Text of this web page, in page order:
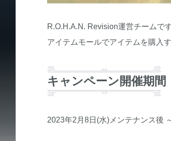
R.O.H.A.N. Revision運営チームです
アイテムモールでアイテムを購入
キャンペーン開催期間
2023年2月8日(水)メンテナンス後